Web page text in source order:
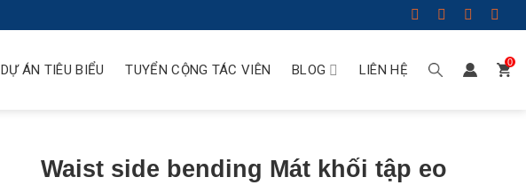
DỰ ÁN TIÊU BIỂU TUYỂN CỘNG TÁC VIÊN BLOG LIÊN HỆ 0
Waist side bending Mát khối tập eo